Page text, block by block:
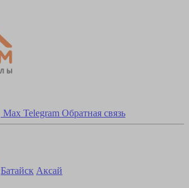
Max Telegram Обратная связь
Батайск Аксай